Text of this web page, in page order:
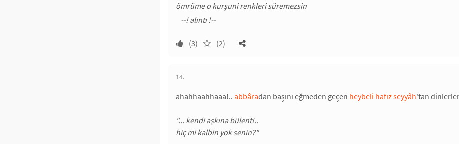
ömrüme o kurşuni renkleri süremezsin
(3) (2)
14.
ahahhaahhaaa!.. abbâradan başını eğmeden geçen heybeli hafız seyyâh'tan
"... kendi aşkına bülent!..
hiç mi kalbin yok senin?"